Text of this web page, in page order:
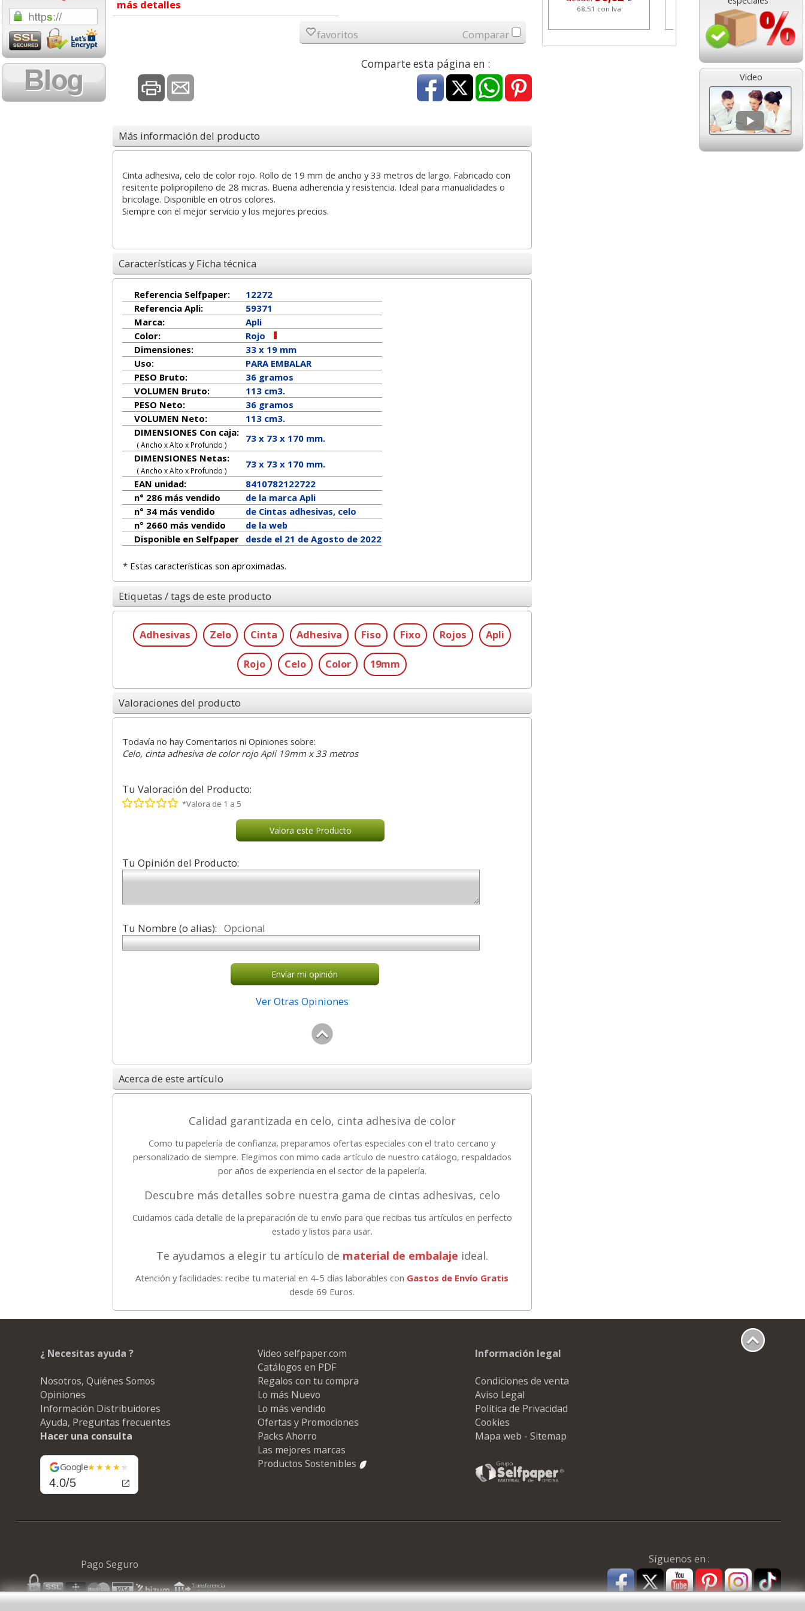
Video
más detalles
favoritos Comparar
Comparte esta página en :
Más información del producto
Cinta adhesiva, celo de color rojo. Rollo de 19 mm de ancho y 33 metros de largo. Fabricado con
resitente polipropileno de 28 micras. Buena adherencia y resistencia. Ideal para manualidades o
bricolage. Disponible en otros colores.
Siempre con el mejor servicio y los mejores precios.
Características y Ficha técnica
Referencia Selfpaper:
12272
Referencia Apli:
59371
Marca:
Apli
Color:
Rojo
Dimensiones:
33 x 19 mm
Uso:
PARA EMBALAR
PESO Bruto:
36 gramos
VOLUMEN Bruto:
113 cm3.
PESO Neto:
36gramos
VOLUMEN Neto:
113 cm3.
DIMENSIONES Con caja:
( Ancho x Alto x Profundo )
73 x 73 x 170 mm.
DIMENSIONES Netas:
( Ancho x Alto x Profundo )
73x 73x 170mm.
EAN unidad:
8410782122722
n° 286 más vendido
de la marca Apli
n° 34 más vendido
de Cintas adhesivas, celo
n° 2660 más vendido
de la web
Disponible en Selfpaper
desde el 21 de Agosto de 2022
* Estas características son aproximadas.
Etiquetas / tags de este producto
Adhesivas Zelo Cinta Adhesiva Fiso Fixo Rojos Apli
Rojo Celo Color 19mm
Valoraciones del producto
Todavía no hay Comentarios ni Opiniones sobre:
Celo, cinta adhesiva de color rojo Apli 19mm x 33 metros
Tu Valoración del Producto:
*Valora de 1 a 5
Valora este Producto
Tu Opinión del Producto:
Tu Nombre (o alias): Opcional
Envíar mi opinión
Ver Otras Opiniones
Acerca de este artículo
Calidad garantizada en celo, cinta adhesiva de color
Como tu papelería de confianza, preparamos ofertas especiales con el trato cercano y
personalizado de siempre. Elegimos con mimo cada artículo de nuestro catálogo, respaldados
por años de experiencia en el sector de la papelería.
Descubre más detalles sobre nuestra gama de cintas adhesivas, celo
Cuidamos cada detalle de la preparación de tu envío para que recibas tus artículos en perfecto
estado y listos para usar.
Te ayudamos a elegir tu artículo de material de embalaje ideal.
Atención y facilidades: recibe tu material en 4-5 días laborables con Gastos de Envío Gratis
desde 69 Euros.
1,08 con Iva 68,51 con Iva 1,08 con Iva
Cartucho HP 304 - 302
Negro, original
desde:14,87 €
17,99 con Iva
Cartucho HP 304XL -
302XL Tricolor alta
desde: 37,87
45,82 con Iva
para Officejet Pro 8600
moldeable maleable
grafito
Negro, original
¿ Necesitas ayuda ?
Nosotros, Quiénes Somos
Opiniones
Información Distribuidores
Ayuda, Preguntas frecuentes
Hacer una consulta
Google
4.0/5
Video selfpaper.com
Catálogos en PDF
Regalos con tu compra
Lo más Nuevo
Lo más vendido
Ofertas y Promociones
Packs Ahorro
Las mejores marcas
Productos Sostenibles
Información legal
Condiciones de venta
Aviso Legal
Política de Privacidad
Cookies
Mapa web - Sitemap
Síguenos en :
Pago Seguro